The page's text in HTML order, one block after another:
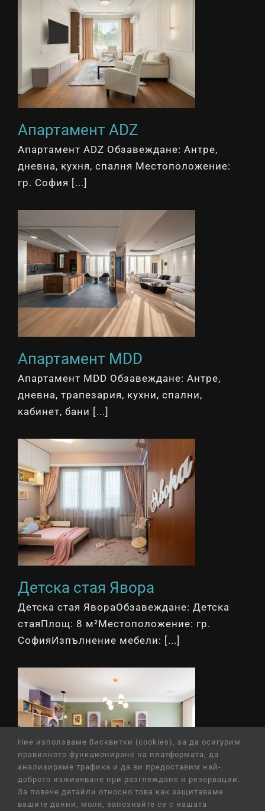
Апартамент ADZ
Апартамент ADZ Обзавеждане: Антре,
дневна, кухня, спалня Местоположение:
гр. София [...]
Апартамент MDD
Апартамент MDD Обзавеждане: Антре,
дневна, трапезария, кухни, спални,
кабинет, бани [...]
Детска стая Явора
Детска стая ЯвораОбзавеждане: Детска
стаяПлощ: 8 м²Местоположение: гр.
СофияИзпълнение мебели: [...]
Ние използваме бисквитки (cookies), за да осигурим
правилното функциониране на платформата, да
анализираме трафика и да ви предоставим най-
доброто изживяване при разглеждане и резервации.
За повече детайли относно това как защитаваме
вашите данни, моля, запознайте се с нашата